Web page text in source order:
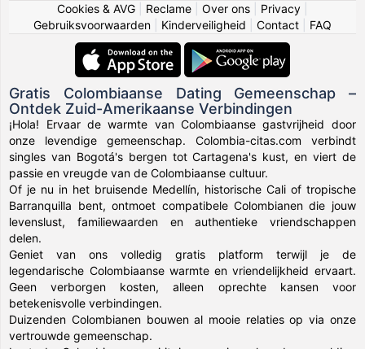
Cookies & AVG
Reclame Over ons Privacy
Gebruiksvoorwaarden
Kinderveiligheid Contact FAQ
Gratis Colombiaanse Dating Gemeenschap –
Ontdek Zuid-Amerikaanse Verbindingen
¡Hola! Ervaar de warmte van Colombiaanse gastvrijheid door
onze levendige gemeenschap. Colombia-citas.com verbindt
singles van Bogotá's bergen tot Cartagena's kust, en viert de
passie en vreugde van de Colombiaanse cultuur.
Of je nu in het bruisende Medellín, historische Cali of tropische
Barranquilla bent, ontmoet compatibele Colombianen die jouw
levenslust, familiewaarden en authentieke vriendschappen
delen.
Geniet van ons volledig gratis platform terwijl je de
legendarische Colombiaanse warmte en vriendelijkheid ervaart.
Geen verborgen kosten, alleen oprechte kansen voor
betekenisvolle verbindingen.
Duizenden Colombianen bouwen al mooie relaties op via onze
vertrouwde gemeenschap.